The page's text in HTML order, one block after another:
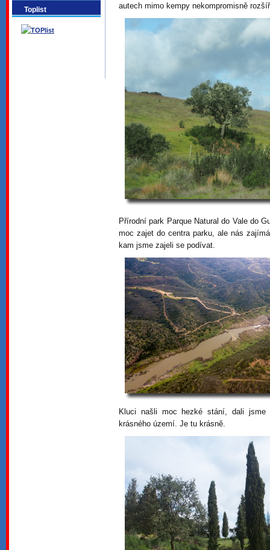
Toplist
autech mimo kempy nekompromisně
Přírodní park Parque Natural do Vale do
moc zajet do centra parku, ale nás
kam jsme zajeli se podívat.
Kluci našli moc hezké stání, dali
krásného území. Je tu krásně.